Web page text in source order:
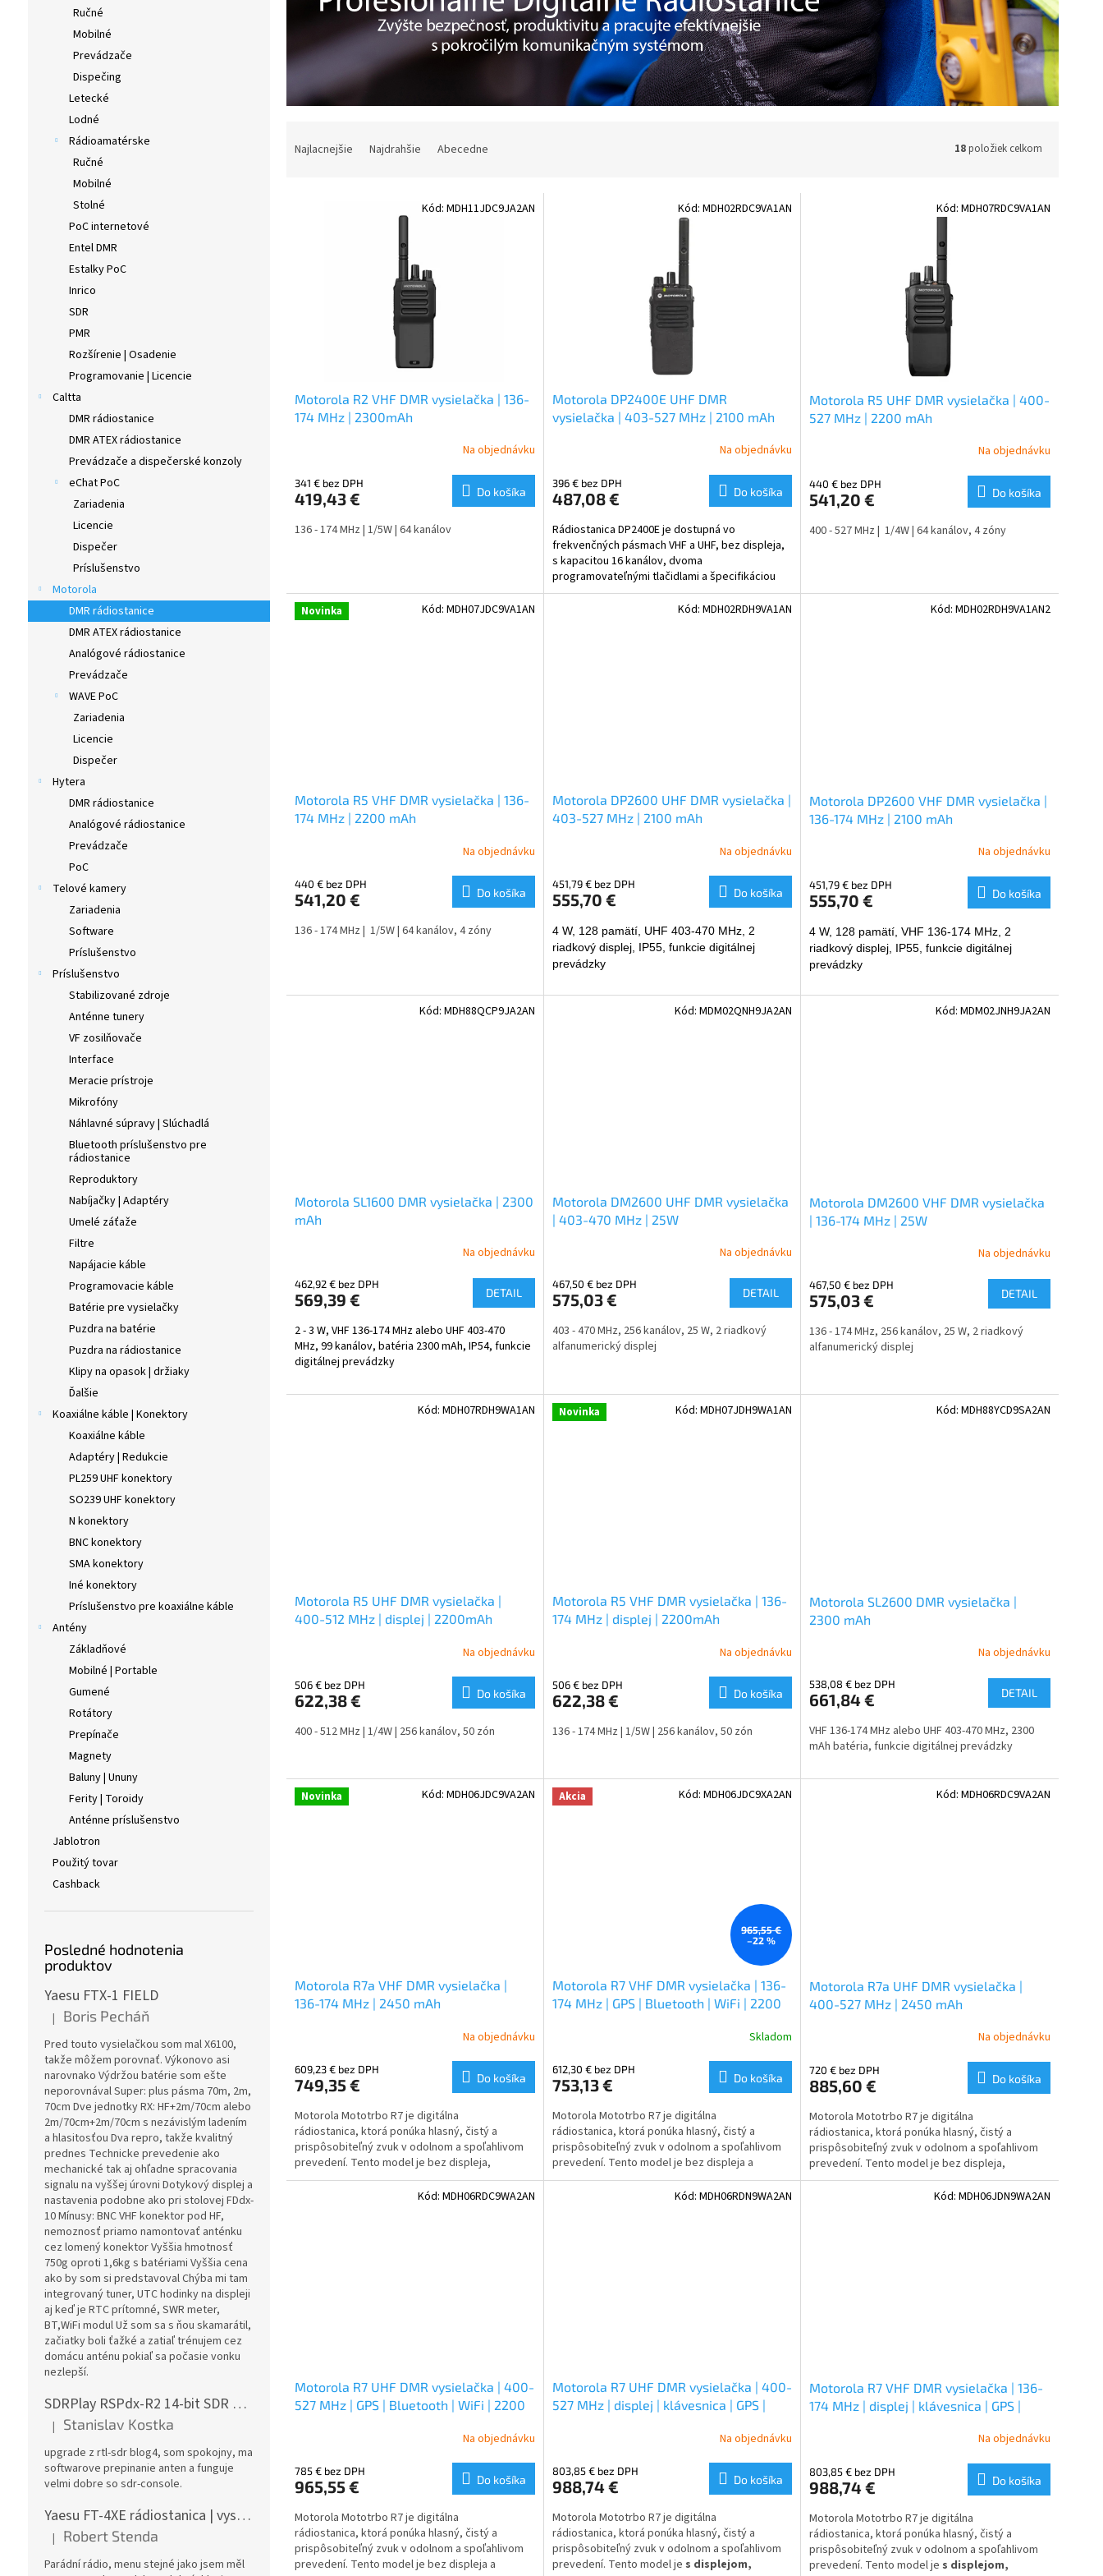
Ručné
Mobilné
Prevádzače
Dispečing
Letecké
Lodné
Rádioamatérske
Ručné
Mobilné
Stolné
PoC internetové
Entel DMR
Estalky PoC
Inrico
SDR
PMR
Rozšírenie | Osadenie
Programovanie | Licencie
Caltta
DMR rádiostanice
DMR ATEX rádiostanice
Prevádzače a dispečerské konzoly
eChat PoC
Zariadenia
Licencie
Dispečer
Príslušenstvo
Motorola
DMR rádiostanice
DMR ATEX rádiostanice
Analógové rádiostanice
Prevádzače
WAVE PoC
Zariadenia
Licencie
Dispečer
Hytera
DMR rádiostanice
Analógové rádiostanice
Prevádzače
PoC
Telové kamery
Zariadenia
Software
Príslušenstvo
Príslušenstvo
Stabilizované zdroje
Anténne tunery
VF zosilňovače
Interface
Meracie prístroje
Mikrofóny
Náhlavné súpravy | Slúchadlá
Bluetooth príslušenstvo pre
rádiostanice
Reproduktory
Nabíjačky | Adaptéry
Umelé záťaže
Filtre
Napájacie káble
Programovacie káble
Batérie pre vysielačky
Puzdra na batérie
Puzdra na rádiostanice
Klipy na opasok | držiaky
Ďalšie
Koaxiálne káble | Konektory
Koaxiálne káble
Adaptéry | Redukcie
PL259 UHF konektory
SO239 UHF konektory
N konektory
BNC konektory
SMA konektory
Iné konektory
Príslušenstvo pre koaxiálne káble
Antény
Základňové
Mobilné | Portable
Gumené
Rotátory
Prepínače
Magnety
Baluny | Ununy
Ferity | Toroidy
Anténne príslušenstvo
Jablotron
Použitý tovar
Cashback
Posledné hodnotenia
produktov
Yaesu FTX-1 FIELD
Hodnotenie produktu je 5 z 5 hviezdičiek.
| Boris Pecháň
Pred touto vysielačkou som mal X6100,
takže môžem porovnať. Výkonovo asi
narovnako Výdržou batérie som ešte
neporovnával Super: plus pásma 70m, 2m,
70cm Dve jednotky RX: HF+2m/70cm alebo
2m/70cm+2m/70cm s nezávislým ladením
a hlasitosťou Dva repro, takže kvalitný
prednes Technicke prevedenie ako
mechanické tak aj ohľadne spracovania
signalu na vyššej úrovni Dotykový displej a
nastavenia podobne ako pri stolovej FDdx-
10 Mínusy: BNC VHF konektor pod HF,
nemoznosť priamo namontovať anténku
cez lomený konektor Vyššia hmotnosť
750g oproti 1,6kg s batériami Vyššia cena
ako by som si predstavoval Chýba mi tam
integrovaný tuner, UTC hodinky na displeji
aj keď je RTC prítomné, SWR meter,
BT,WiFi modul Už som sa s ňou skamarátil,
začiatky boli ťažké a zatiaľ trénujem cez
domácu anténu pokiaľ sa počasie vonku
nezlepší.
SDRPlay RSPdx-R2 14-bit SDR prijímač 1kHz-2GHz
Hodnotenie produktu je 5 z 5 hviezdičiek.
| Stanislav Kostka
upgrade z rtl-sdr blog4, som spokojny, ma
softwarove prepinanie anten a funguje
velmi dobre so sdr-console.
Yaesu FT-4XE rádiostanica | vysielačka
Hodnotenie produktu je 5 z 5 hviezdičiek.
| Robert Stenda
Parádní rádio, menu stejné jako jsem měl
Najlacnejšie Najdrahšie Abecedne 18položiek celkom
Motorola R2 VHF DMR vysielačka | 136-
174 MHz | 2300mAh
Na objednávku
341 € bez DPH
419,43 € Do košíka
136 - 174 MHz | 1/5W | 64 kanálov
Kód: MDH11JDC9JA2AN
Motorola DP2400E UHF DMR
vysielačka | 403-527 MHz | 2100 mAh
Na objednávku
396 € bez DPH
487,08 € Do košíka
Rádiostanica DP2400E je dostupná vo
frekvenčných pásmach VHF a UHF, bez displeja,
s kapacitou 16 kanálov, dvoma
programovateľnými tlačidlami a špecifikáciou
IP67 na ochranu proti vode a prachu.
Kód:MDH02RDC9VA1AN
Motorola R5 UHF DMR vysielačka | 400-
527 MHz | 2200 mAh
Na objednávku
440 € bez DPH
541,20 € Do košíka
400 - 527 MHz | 1/4W | 64 kanálov, 4 zóny
Kód:MDH07RDC9VA1AN
Novinka
Motorola R5 VHF DMR vysielačka | 136-
174 MHz | 2200 mAh
Na objednávku
440 € bez DPH
541,20 € Do košíka
136 - 174 MHz | 1/5W | 64 kanálov, 4 zóny
Kód: MDH07JDC9VA1AN
Motorola DP2600 UHF DMR vysielačka |
403-527 MHz | 2100 mAh
Na objednávku
451,79 € bez DPH
555,70 € Do košíka
4 W, 128 pamätí, UHF 403-470 MHz, 2
riadkový displej, IP55, funkcie digitálnej
prevádzky
Kód:MDH02RDH9VA1AN
Motorola DP2600 VHF DMR vysielačka |
136-174 MHz | 2100 mAh
Na objednávku
451,79 € bez DPH
555,70 € Do košíka
4 W, 128 pamätí, VHF 136-174 MHz, 2
riadkový displej, IP55, funkcie digitálnej
prevádzky
Kód:MDH02RDH9VA1AN2
Motorola SL1600 DMR vysielačka | 2300
mAh
Na objednávku
462,92 € bez DPH
569,39 € DETAIL
2 - 3 W, VHF 136-174 MHz alebo UHF 403-470
MHz, 99 kanálov, batéria 2300 mAh, IP54, funkcie
digitálnej prevádzky
Kód: MDH88QCP9JA2AN
Motorola DM2600 UHF DMR vysielačka
| 403-470 MHz | 25W
Na objednávku
467,50 € bez DPH
575,03 € DETAIL
403 - 470 MHz, 256 kanálov, 25 W, 2 riadkový
alfanumerický displej
Kód:MDM02QNH9JA2AN
Motorola DM2600 VHF DMR vysielačka
| 136-174 MHz | 25W
Na objednávku
467,50 € bez DPH
575,03 € DETAIL
136 - 174 MHz, 256 kanálov, 25 W, 2 riadkový
alfanumerický displej
Kód:MDM02JNH9JA2AN
Motorola R5 UHF DMR vysielačka |
400-512 MHz | displej | 2200mAh
Na objednávku
506 € bez DPH
622,38 € Do košíka
400 - 512 MHz | 1/4W | 256 kanálov, 50 zón
Kód: MDH07RDH9WA1AN Novinka
Motorola R5 VHF DMR vysielačka | 136-
174 MHz | displej | 2200mAh
Na objednávku
506 € bez DPH
622,38 € Do košíka
136 - 174 MHz | 1/5W | 256 kanálov, 50 zón
Kód:MDH07JDH9WA1AN
Motorola SL2600 DMR vysielačka |
2300 mAh
Na objednávku
538,08 € bez DPH
661,84 € DETAIL
VHF 136-174 MHz alebo UHF 403-470 MHz, 2300
mAh batéria, funkcie digitálnej prevádzky
Kód:MDH88YCD9SA2AN
Novinka
Motorola R7a VHF DMR vysielačka |
136-174 MHz | 2450 mAh
Na objednávku
609,23 € bez DPH
749,35 € Do košíka
Motorola Mototrbo R7 je digitálna
rádiostanica, ktorá ponúka hlasný, čistý a
prispôsobiteľný zvuk v odolnom a spoľahlivom
prevedení. Tento model je bez displeja,
klávesnice, GPS, Bluetooth a WiFi.
Kód: MDH06JDC9VA2AN Akcia
965,55 €
–22 %
Motorola R7 VHF DMR vysielačka | 136-
174 MHz | GPS | Bluetooth | WiFi | 2200
Skladom
612,30 € bez DPH
753,13 € Do košíka
Motorola Mototrbo R7 je digitálna
rádiostanica, ktorá ponúka hlasný, čistý a
prispôsobiteľný zvuk v odolnom a spoľahlivom
prevedení. Tento model je bez displeja a
klávesnice avšaks GPS, Bluetooth a WiFi.
Kód:MDH06JDC9XA2AN
Motorola R7a UHF DMR vysielačka |
400-527 MHz | 2450 mAh
Na objednávku
720 € bez DPH
885,60 € Do košíka
Motorola Mototrbo R7 je digitálna
rádiostanica, ktorá ponúka hlasný, čistý a
prispôsobiteľný zvuk v odolnom a spoľahlivom
prevedení. Tento model je bez displeja,
klávesnice, GPS, Bluetooth a WiFi.
Kód:MDH06RDC9VA2AN
Motorola R7 UHF DMR vysielačka | 400-
527 MHz | GPS | Bluetooth | WiFi | 2200
Na objednávku
785 € bez DPH
965,55 € Do košíka
Motorola Mototrbo R7 je digitálna
rádiostanica, ktorá ponúka hlasný, čistý a
prispôsobiteľný zvuk v odolnom a spoľahlivom
prevedení. Tento model je bez displeja a
Kód: MDH06RDC9WA2AN
Motorola R7 UHF DMR vysielačka | 400-
527 MHz | displej | klávesnica | GPS |
Na objednávku
803,85 € bez DPH
988,74 € Do košíka
Motorola Mototrbo R7 je digitálna
rádiostanica, ktorá ponúka hlasný, čistý a
prispôsobiteľný zvuk v odolnom a spoľahlivom
prevedení. Tento model je s displejom,
Kód:MDH06RDN9WA2AN
Motorola R7 VHF DMR vysielačka | 136-
174 MHz | displej | klávesnica | GPS |
Na objednávku
803,85 € bez DPH
988,74 € Do košíka
Motorola Mototrbo R7 je digitálna
rádiostanica, ktorá ponúka hlasný, čistý a
prispôsobiteľný zvuk v odolnom a spoľahlivom
prevedení. Tento model je s displejom,
Kód:MDH06JDN9WA2AN